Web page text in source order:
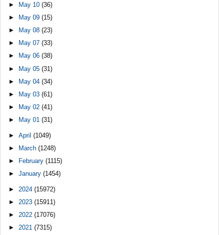
► May 10(36)
►
May 09(15)
►
May 08(23)
►
May 07(33)
►
May 06(38)
► May 05(31)
►
May 04(34)
►
May 03(61)
►
May 02(41)
►
May 01(31)
►April(1049)
►
March(1248)
►
February(1115)
►January(1454)
► 2024(15972)
► 2023(15911)
►2022(17076)
►2021(7315)